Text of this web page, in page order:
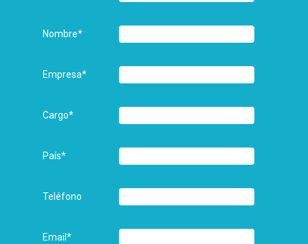
Nombre*
Empresa*
Cargo*
País*
Teléfono
Email*